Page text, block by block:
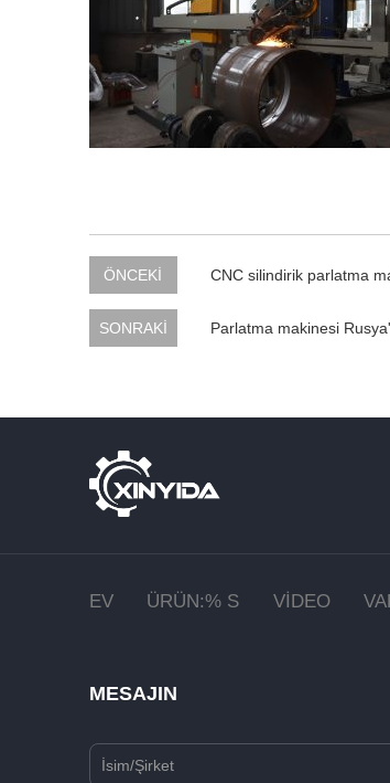
ÖNCEKİ CNC silindirik parlatma
SONRAKİ Parlatma makinesi
EV ÜRÜN:% S VIDEO
MESAJIN